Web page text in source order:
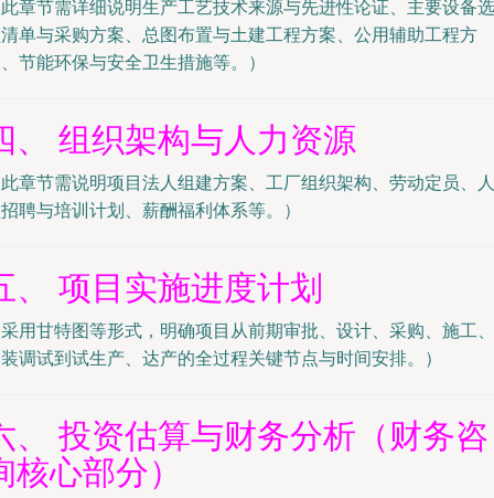
章节需详细说明生产工艺技术来源与先进性论证、主要设备选
单与采购方案、总图布置与土建工程方案、公用辅助工程方
节能环保与安全卫生措施等。）
、 组织架构与人力资源
章节需说明项目法人组建方案、工厂组织架构、劳动定员、人
聘与培训计划、薪酬福利体系等。）
、 项目实施进度计划
用甘特图等形式，明确项目从前期审批、设计、采购、施工、
调试到试生产、达产的全过程关键节点与时间安排。）
、 投资估算与财务分析（财务咨
核心部分）